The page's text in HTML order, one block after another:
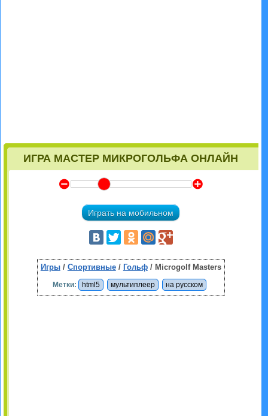
ИГРА МАСТЕР МИКРОГОЛЬФА ОНЛАЙН
Y Z
Играть на мобильном
Игры/ Спортивные/ Гольф/ Microgolf Masters
Метки: html5 мультиплеер на русском